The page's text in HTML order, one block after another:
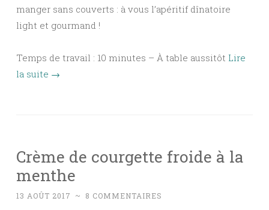
manger sans couverts : à vous l’apéritif dînatoire
light et gourmand !
Temps de travail : 10 minutes – À table aussitôt Lire
la suite →
Crème de courgette froide à la
menthe
13 AOÛT 2017 ~ 8 COMMENTAIRES